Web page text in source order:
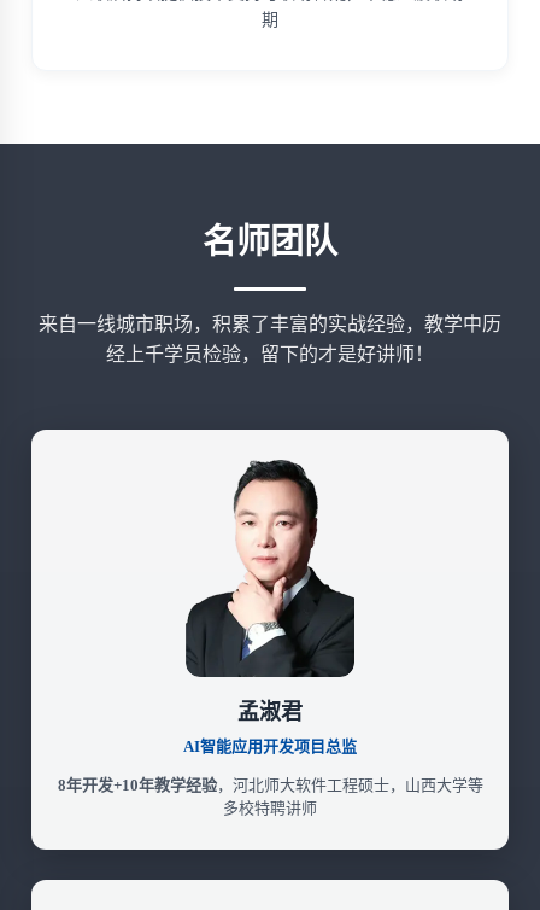
期
名师团队
来自一线城市职场，积累了丰富的实战经验，教学中历
经上千学员检验，留下的才是好讲师！
孟淑君
AI智能应用开发项目总监
8年开发+10年教学经验，河北师大软件工程硕士，山西大学等
多校特聘讲师